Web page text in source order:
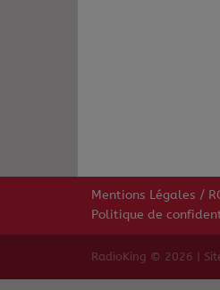
Mentions Légales /
Politique de
RadioKing © 2026 |